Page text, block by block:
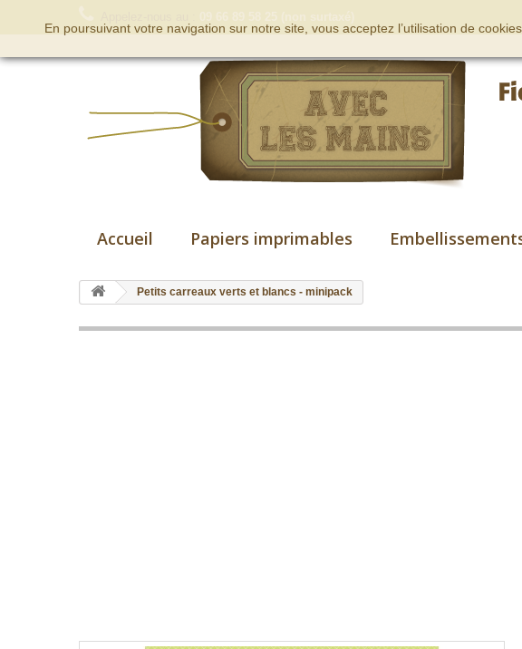
Accueil Papiers imprimables
Petits carreaux verts et blancs - minipack
En poursuivant votre navigation sur notre site, vous acceptez l’utilisation de